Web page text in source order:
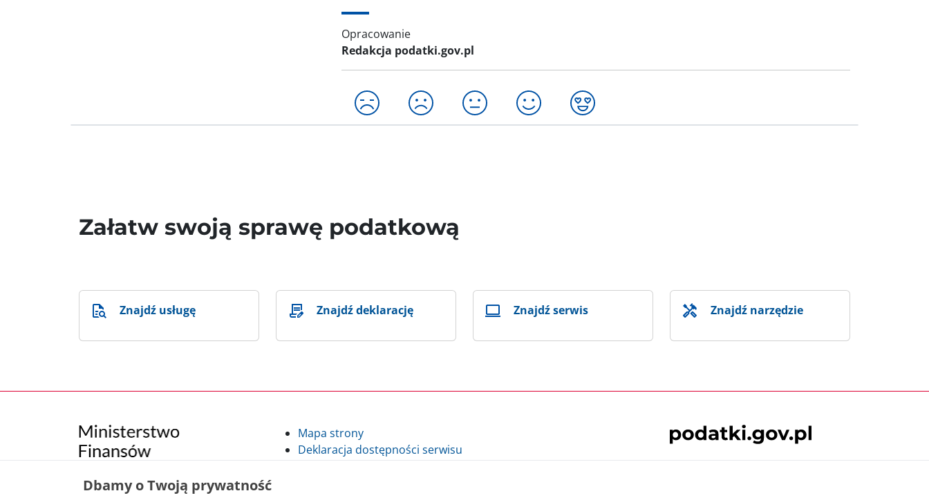
Opracowanie
Redakcja podatki.gov.pl
Załatw swoją sprawę podatkową
Znajdź usługę Znajdź deklarację Znajdź serwis Znajdź narzędzie
Mapa strony
Deklaracja dostępności serwisu
Polityka cookie
Dbamy o Twoją prywatność